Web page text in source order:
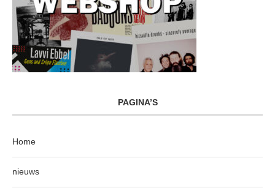
PAGINA’S
Home
nieuws